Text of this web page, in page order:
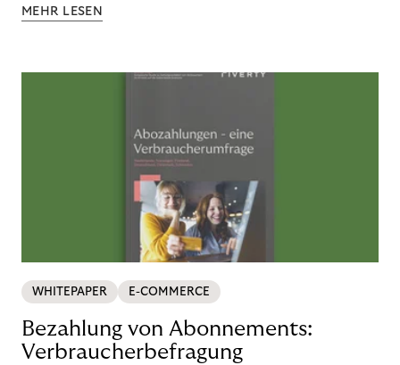
MEHR LESEN
WHITEPAPER E-COMMERCE
Bezahlung von Abonnements:
Verbraucherbefragung